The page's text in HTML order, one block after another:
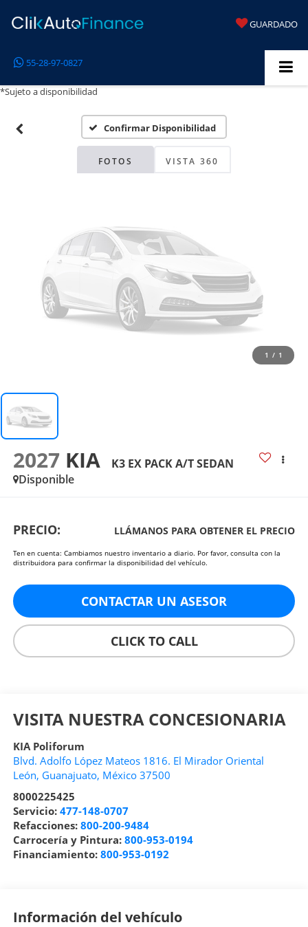
GUARDADO
55-28-97-0827
*Sujeto a disponibilidad
Confirmar Disponibilidad
FOTOS VISTA 360
Disponibles
Por favor, revise luego
1 / 1
2027 KIA
K3 EX PACK A/T SEDAN
Disponible
PRECIO: LLÁMANOS PARA OBTENER EL PRECIO
Ten en cuenta: Cambiamos nuestro inventario a diario. Por favor, consulta con la
distribuidora para confirmar la disponibilidad del vehículo.
CONTACTAR UN ASESOR
CLICK TO CALL
VISITA NUESTRA CONCESIONARIA
KIA Poliforum
Blvd. Adolfo López Mateos 1816. El Mirador Oriental
León, Guanajuato, México 37500
8000225425
Servicio: 477-148-0707
Refacciones: 800-200-9484
Carrocería y Pintura: 800-953-0194
Financiamiento: 800-953-0192
Información del vehículo